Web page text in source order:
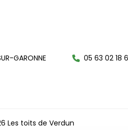
GARONNE 05 63 02 18
Les toits de Verdun